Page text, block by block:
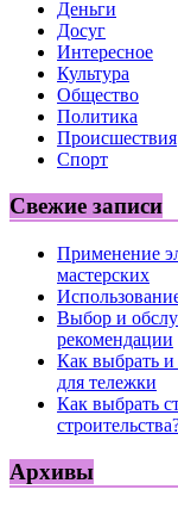
Деньги
Досуг
Интересное
Культура
Общество
Политика
Происшествия
Спорт
Свежие записи
Применение
мастерских
Выбор и
рекомендации
Как выбрать и
для тележки
Как выбрать
Архивы